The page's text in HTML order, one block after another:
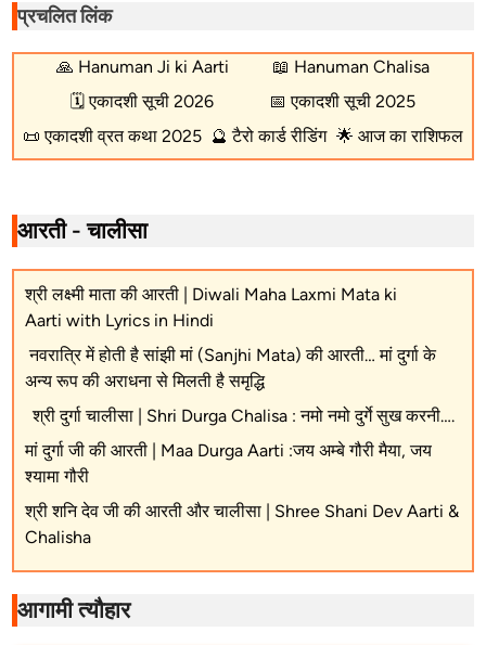
प्रचलित लिंक
🙏 Hanuman Ji ki Aarti 📖 Hanuman Chalisa
🗓️ एकादशी सूची 2026 📅 एकादशी सूची 2025
📜 एकादशी व्रत कथा 2025 🔮 टैरो कार्ड रीडिंग 🌟 आज का राशिफल
आरती - चालीसा
श्री लक्ष्मी माता की आरती | Diwali Maha Laxmi Mata ki
Aarti with Lyrics in Hindi
नवरात्रि में होती है सांझी मां (Sanjhi Mata) की आरती… मां दुर्गा के
अन्य रूप की अराधना से मिलती है समृद्धि
श्री दुर्गा चालीसा | Shri Durga Chalisa : नमो नमो दुर्गे सुख करनी….
मां दुर्गा जी की आरती | Maa Durga Aarti :जय अम्बे गौरी मैया, जय
श्यामा गौरी
श्री शनि देव जी की आरती और चालीसा | Shree Shani Dev Aarti &
Chalisha
आगामी त्यौहार